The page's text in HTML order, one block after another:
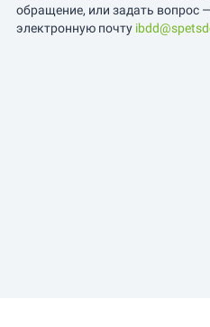
обращение, или задать вопрос
электронную почту